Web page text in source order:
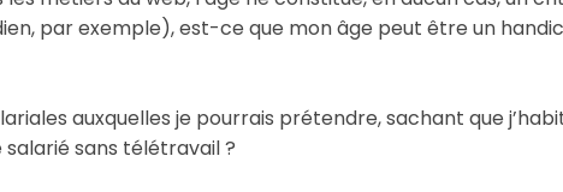
par exemple), est-ce que mon âge peut être un
auxquelles je pourrais prétendre, sachant que
salarié sans télétravail ?